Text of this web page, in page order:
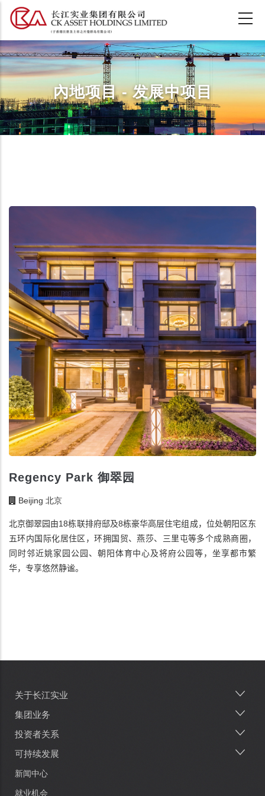
主
要
容
內地项目 - 发展中项目
Regency Park 御翠园
Beijing 北京
北京御翠园由18栋联排府邸及8栋豪华高层住宅组成，位处朝阳区东
五环内国际化居住区，环拥国贸、燕莎、三里屯等多个成熟商圈，
同时邻近姚家园公园、朝阳体育中心及将府公园等，坐享都市繁
华，专享悠然静谧。
Main
navigation
关于长江实业
集团业务
投资者关系
可持续发展
新闻中心
就业机会